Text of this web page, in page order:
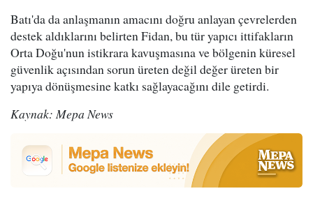
Batı'da da anlaşmanın amacını doğru anlayan çevrelerden
destek aldıklarını belirten Fidan, bu tür yapıcı ittifakların
Orta Doğu'nun istikrara kavuşmasına ve bölgenin küresel
güvenlik açısından sorun üreten değil değer üreten bir
yapıya dönüşmesine katkı sağlayacağını dile getirdi.
Kaynak: Mepa News